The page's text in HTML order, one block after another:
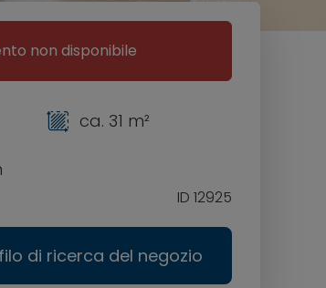
non disponibile
ID 12925
ca. 31 m²
di ricerca del negozio